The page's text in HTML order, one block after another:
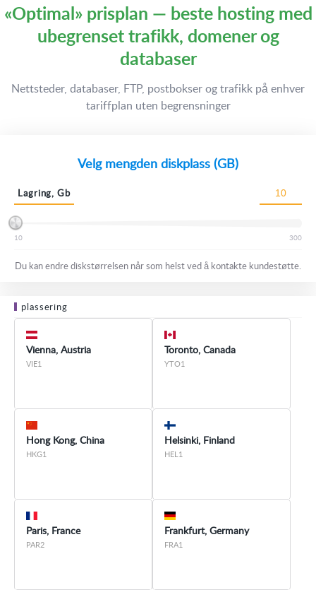
«Optimal» prisplan — beste hosting med
ubegrenset trafikk, domener og
databaser
Nettsteder, databaser, FTP, postbokser og trafikk på enhver
tariffplan uten begrensninger
Velg mengden diskplass (GB)
Lagring, Gb
10 300
Du kan endre diskstørrelsen når som helst ved å kontakte kundestøtte.
plassering
Vienna, Austria
VIE1
Toronto, Canada
YTO1
Hong Kong, China
HKG1
Helsinki, Finland
HEL1
Paris, France
PAR2
Frankfurt, Germany
FRA1